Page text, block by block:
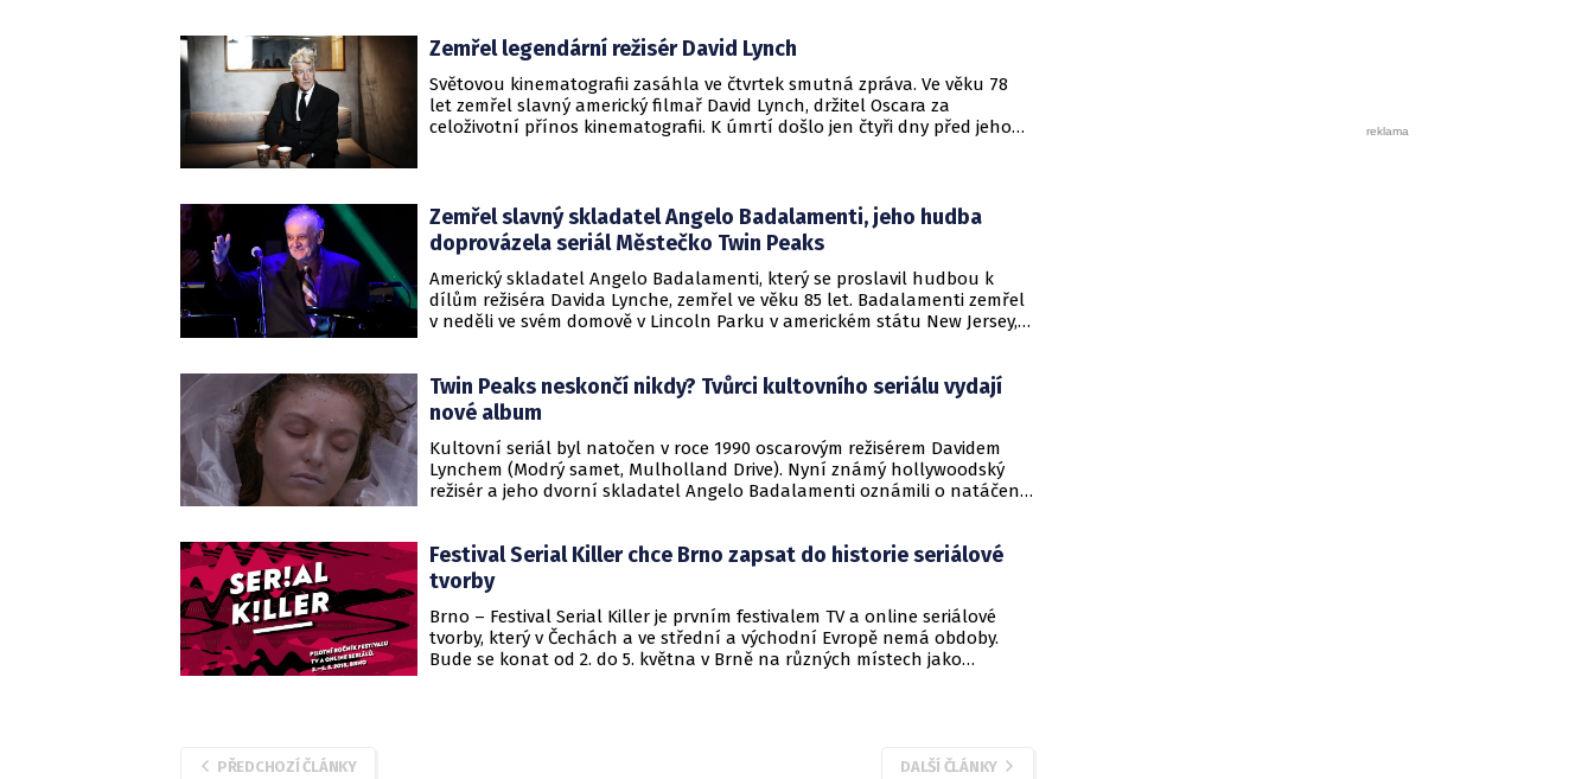
Zemřel legendární režisér David Lynch
Světovou kinematografii zasáhla ve čtvrtek smutná zpráva. Ve věku 78
let zemřel slavný americký filmař David Lynch, držitel Oscara za
celoživotní přínos kinematografii. K úmrtí došlo jen čtyři dny před jeho
Zemřel slavný skladatel Angelo Badalamenti, jeho hudba
doprovázela seriál Městečko Twin Peaks
Americký skladatel Angelo Badalamenti, který se proslavil hudbou k
dílům režiséra Davida Lynche, zemřel ve věku 85 let. Badalamenti zemřel
v neděli ve svém domově v Lincoln Parku v americkém státu New Jersey,
Twin Peaks neskončí nikdy? Tvůrci kultovního seriálu vydají
nové album
Kultovní seriál byl natočen v roce 1990 oscarovým režisérem Davidem
Lynchem (Modrý samet, Mulholland Drive). Nyní známý hollywoodský
režisér a jeho dvorní skladatel Angelo Badalamenti oznámili o natáčení
Festival Serial Killer chce Brno zapsat do historie seriálové
tvorby
Brno – Festival Serial Killer je prvním festivalem TV a online seriálové
tvorby, který v Čechách a ve střední a východní Evropě nemá obdoby.
Bude se konat od 2. do 5. května v Brně na různých místech jako
PŘEDCHOZÍ ČLÁNKY DALŠÍ ČLÁNKY